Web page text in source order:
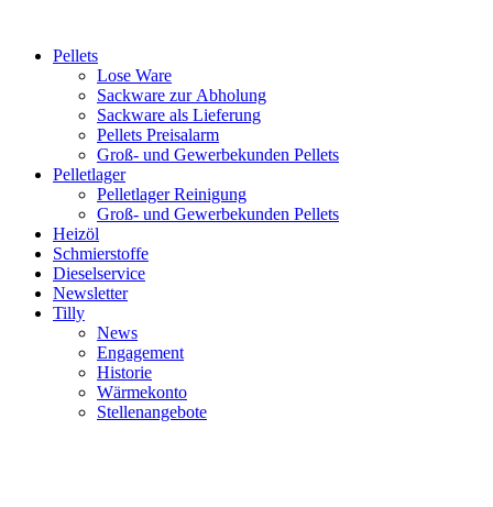
Pellets
Lose Ware
Sackware zur Abholung
Sackware als Lieferung
Pellets Preisalarm
Groß- und Gewerbekunden Pellets
Pelletlager
Pelletlager Reinigung
Groß- und Gewerbekunden Pellets
Heizöl
Schmierstoffe
Dieselservice
Newsletter
Tilly
News
Engagement
Historie
Wärmekonto
Stellenangebote